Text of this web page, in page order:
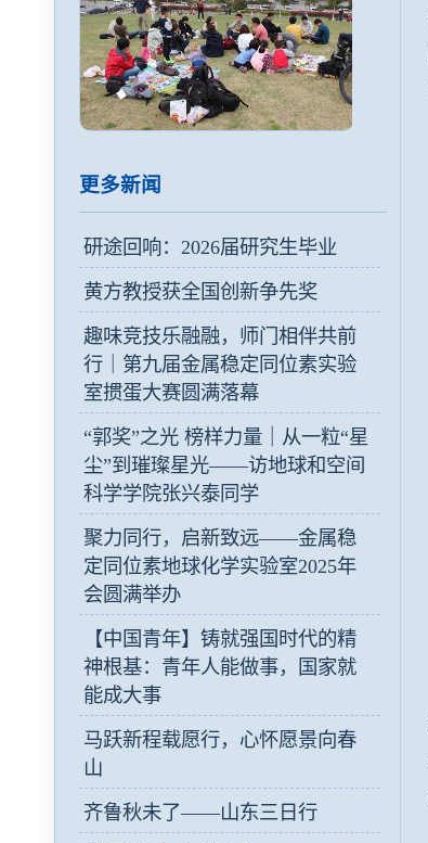
更多新闻
研途回响：2026届研究生毕业
黄方教授获全国创新争先奖
趣味竞技乐融融，师门相伴共前
行｜第九届金属稳定同位素实验
室掼蛋大赛圆满落幕
“郭奖”之光 榜样力量｜从一粒“星
尘”到璀璨星光——访地球和空间
科学学院张兴泰同学
聚力同行，启新致远——金属稳
定同位素地球化学实验室2025年
会圆满举办
【中国青年】铸就强国时代的精
神根基：青年人能做事，国家就
能成大事
马跃新程载愿行，心怀愿景向春
山
齐鲁秋未了——山东三日行